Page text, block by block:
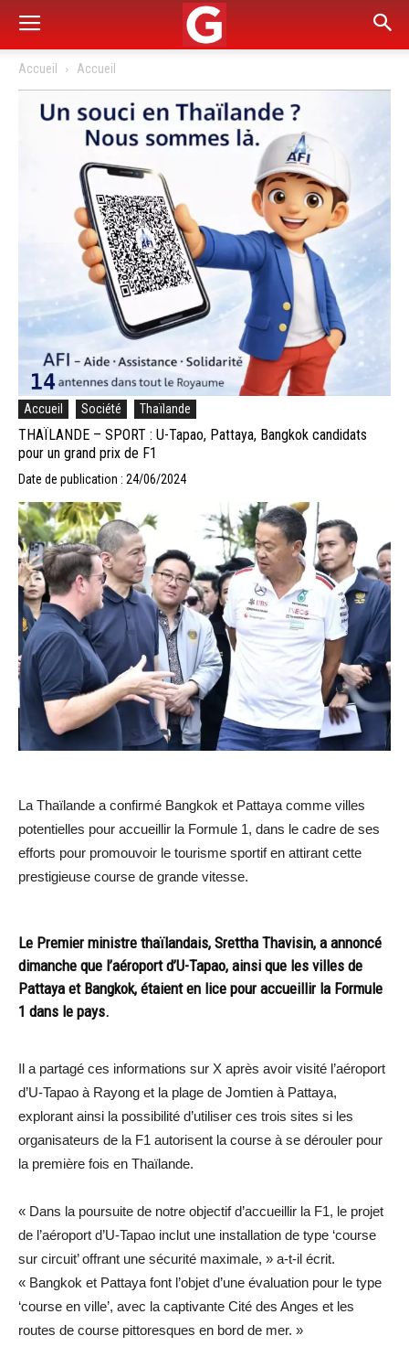
Accueil Accueil
Accueil Société Thaïlande
THAÏLANDE – SPORT : U-Tapao, Pattaya, Bangkok candidats
pour un grand prix de F1
Date de publication : 24/06/2024
La Thaïlande a confirmé Bangkok et Pattaya comme villes
potentielles pour accueillir la Formule 1, dans le cadre de ses
efforts pour promouvoir le tourisme sportif en attirant cette
prestigieuse course de grande vitesse.
Le Premier ministre thaïlandais, Srettha Thavisin, a annoncé
dimanche que l’aéroport d’U-Tapao, ainsi que les villes de
Pattaya et Bangkok, étaient en lice pour accueillir la Formule
1 dans le pays.
Il a partagé ces informations sur X après avoir visité l’aéroport
d’U-Tapao à Rayong et la plage de Jomtien à Pattaya,
explorant ainsi la possibilité d’utiliser ces trois sites si les
organisateurs de la F1 autorisent la course à se dérouler pour
la première fois en Thaïlande.
« Dans la poursuite de notre objectif d’accueillir la F1, le projet
de l’aéroport d’U-Tapao inclut une installation de type ‘course
sur circuit’ offrant une sécurité maximale, » a-t-il écrit.
« Bangkok et Pattaya font l’objet d’une évaluation pour le type
‘course en ville’, avec la captivante Cité des Anges et les
routes de course pittoresques en bord de mer. »